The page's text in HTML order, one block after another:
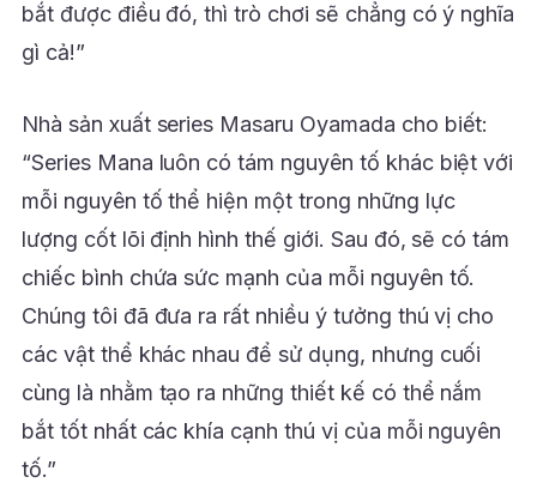
bắt được điều đó, thì trò chơi sẽ chẳng có ý nghĩa
gì cả!”
Nhà sản xuất series Masaru Oyamada cho biết:
“Series Mana luôn có tám nguyên tố khác biệt với
mỗi nguyên tố thể hiện một trong những lực
lượng cốt lõi định hình thế giới. Sau đó, sẽ có tám
chiếc bình chứa sức mạnh của mỗi nguyên tố.
Chúng tôi đã đưa ra rất nhiều ý tưởng thú vị cho
các vật thể khác nhau để sử dụng, nhưng cuối
cùng là nhằm tạo ra những thiết kế có thể nắm
bắt tốt nhất các khía cạnh thú vị của mỗi nguyên
tố.”